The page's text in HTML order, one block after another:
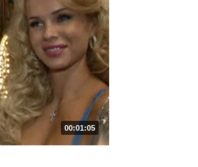
00:01:05